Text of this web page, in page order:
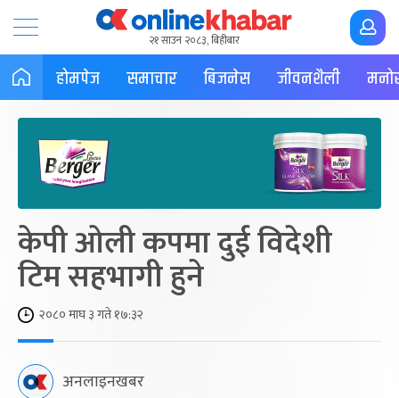
२१ साउन २०८३, बिहीबार
होमपेज समाचार बिजनेस जीवनशैली
केपी ओली कपमा दुई विदेशी
टिम सहभागी हुने
२०८० माघ ३ गते १७:३२
अनलाइनखबर